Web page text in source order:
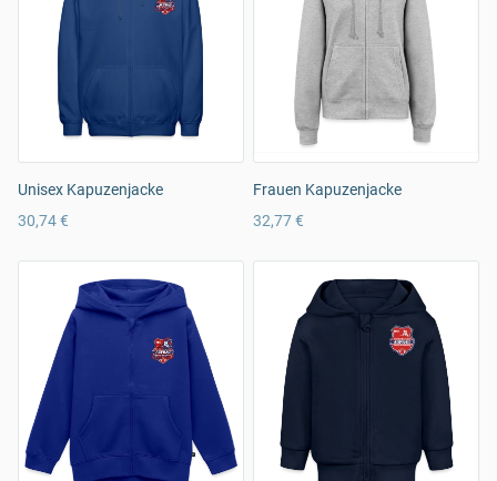
Unisex Kapuzenjacke
30,74 €
Frauen Kapuzenjacke
32,77 €